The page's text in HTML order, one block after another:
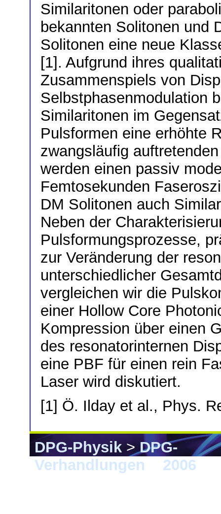
Similaritonen oder
bekannten Solitonen und
Solitonen eine neue
[1]. Aufgrund ihres
Zusammenspiels von
Selbstphasenmodulation
Similaritonen im
Pulsformen eine erhöhte
zwangsläufig
werden einen passiv
Femtosekunden
DM Solitonen auch
Neben der
Pulsformungsprozesse,
zur Veränderung der
unterschiedlicher
vergleichen wir die
einer Hollow Core
Kompression über einen
des resonatorinternen
eine PBF für einen rein
Laser wird diskutiert.
[1] Ö. Ilday et al., Phys.
DPG-Physik>DPG-
Verhandlungen
2006